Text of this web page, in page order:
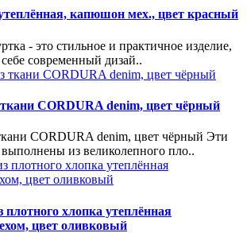
капюшон мех., цвет красный
- это стильное и практичное изделие,
себе современный дизай..
CORDURA denim, цвет чёрный
CORDURA denim, цвет чёрный Эти
из великолепного пло..
хлопка утеплённая
цвет оливковый